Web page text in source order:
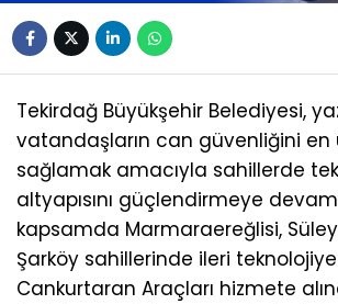
Tekirdağ Büyükşehir Belediyesi,
vatandaşların can güvenliğini en
sağlamak amacıyla sahillerde
altyapısını güçlendirmeye
kapsamda Marmaraereğlisi,
Şarköy sahillerinde ileri
Cankurtaran Araçları hizmete